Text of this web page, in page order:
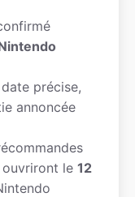
précise,
annoncée
ouvriront le 12